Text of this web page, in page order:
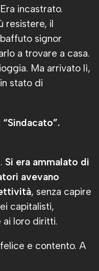
incastrato.
resistere, il
signor
a trovare a casa.
Ma arrivato lì,
stato di
Si era ammalato di
avevano
, senza capire
capitalisti,
ai loro diritti.
e contento. A